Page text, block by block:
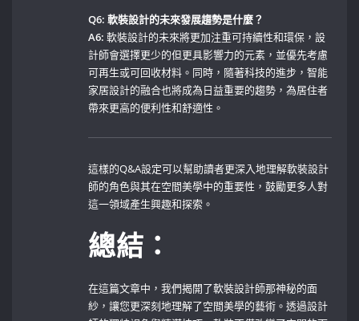
Q6: ‍軟裝設計的未來發展趨勢是什麼？
A6: 軟裝設計的未來將更加注重可持續性和環保，設
計師會選擇更少的但更具影響力的元素，並優先考慮
可再生或可回收材料。同時，隨著科技的進步，智能
家居設計的融合也將成為日益重要的趨勢，為居住者
帶來更高的便利性和舒適性。
這樣的Q&A設定可以幫助讀者更深入地理解軟裝設計
師的角色與其在空間美學中的重要性，鼓勵更多人對
這一領域產生興趣和探索。
總結：
在這篇文章中，我們揭開了軟裝設計師那神秘的面
紗，讓您更深刻地理解了空間美學的藝術。透過設計